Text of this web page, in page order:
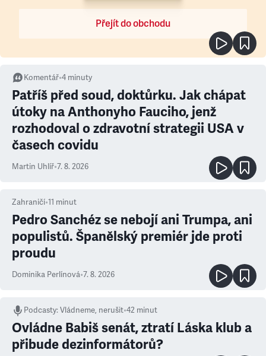
Přejít do obchodu
Komentář•4 minuty
Patříš před soud, doktůrku. Jak chápat
útoky na Anthonyho Fauciho, jenž
rozhodoval o zdravotní strategii USA v
časech covidu
Martin Uhlíř•7. 8. 2026
Zahraničí•11 minut
Pedro Sanchéz se nebojí ani Trumpa, ani
populistů. Španělský premiér jde proti
proudu
Dominika Perlínová•7. 8. 2026
Podcasty:Vládneme, nerušit•42 minut
Ovládne Babiš senát, ztratí Láska klub a
přibude dezinformátorů?